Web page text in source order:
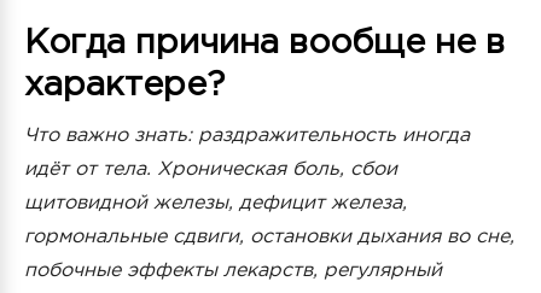
Когда причина вообще не в
характере?
Что важно знать: раздражительность иногда
идёт от тела. Хроническая боль, сбои
щитовидной железы, дефицит железа,
гормональные сдвиги, остановки дыхания во сне,
побочные эффекты лекарств, регулярный